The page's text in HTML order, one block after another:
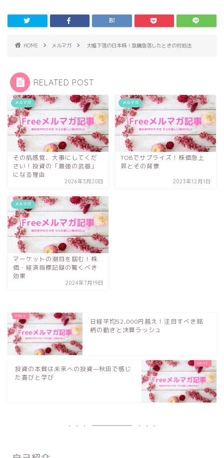
HOME メルマガ 大幅下落の日本株！急騰急落したときの対処法
RELATED POST
メルマガ
その肌感覚、大事にしてくだ
さい！投資の「最強の武器」
になる理由
2026年3月20日
メルマガ
TOBでサプライズ！株価急上
昇とその背景
2023年12月1日
メルマガ
マーケットの潮目を掴む！株
価・経済指標記録の驚くべき
効果
2024年7月19日
日経平均52,000円越え！注目すべき銘
柄の動きと決算ラッシュ
投資の本質は未来への投資—秋田で感じ
た喜びと学び